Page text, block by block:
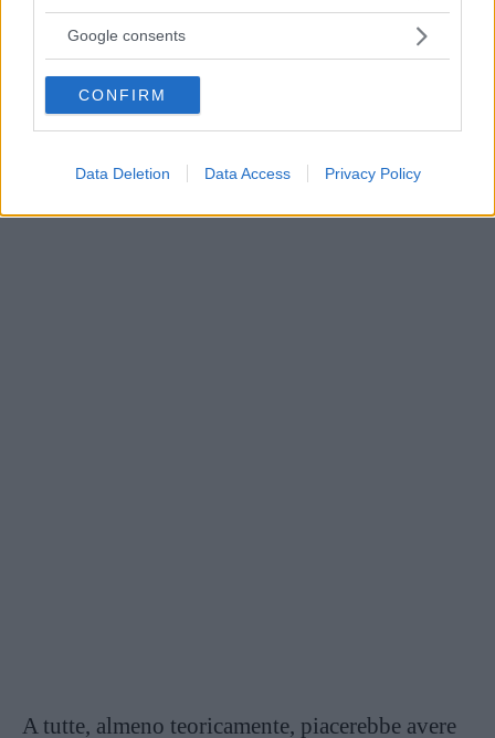
not limited to your visit or usage behaviour. You may click to
use your data for below specified purposes in below Google
consent section.
Google consents
CONFIRM
Data Deletion Data Access Privacy Policy
A tutte, almeno teoricamente, piacerebbe avere